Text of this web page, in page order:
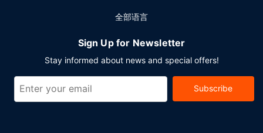
全部语言
Sign Up for Newsletter
Stay informed about news and special offers!
Subscribe